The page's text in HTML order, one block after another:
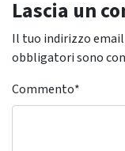
Lascia un
Il tuo indirizzo
obbligatori sono
Commento*